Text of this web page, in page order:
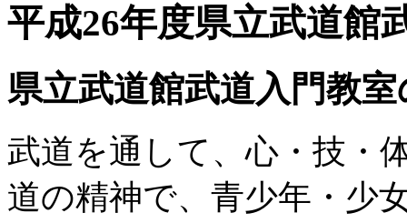
平成26年度県立武道館
県立武道館武道入門教
武道を通して、心・技・
道の精神で、青少年・少